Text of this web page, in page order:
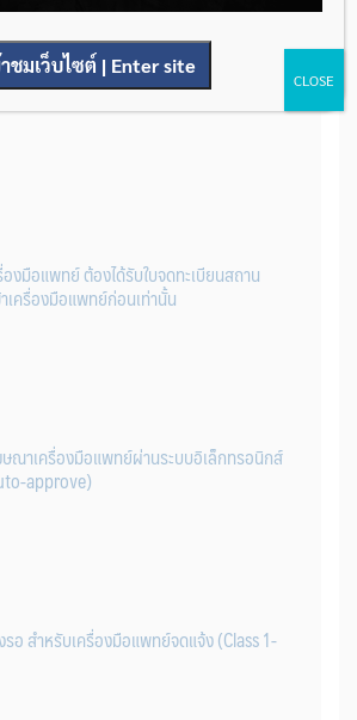
รวจสําหรับตรวจสอบการปนเปื้อนแบบใดจัด
งมือแพทย์ ต้องได้รับใบจดทะเบียนสถาน
เครื่องมือแพทย์ก่อนเท่านั้น
ณาเครื่องมือแพทย์ผ่านระบบอิเล็กทรอนิกส์
approve)
อ สำหรับเครื่องมือแพทย์จดแจ้ง (Class 1-
าชมเว็บไซต์ | Enter site
CLOSE